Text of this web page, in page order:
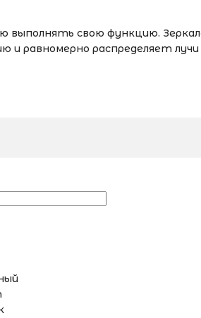
свою функцию.
равномерно распределяет лучи